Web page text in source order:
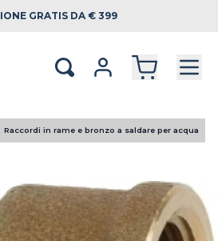
GRATIS DA € 399
Raccordi in rame e bronzo a saldare per acqua